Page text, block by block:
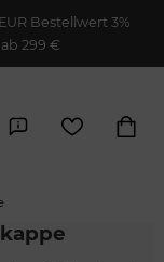
Bestellwert 3%
299 €